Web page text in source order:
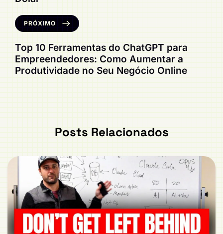
PRÓXIMO
Top 10 Ferramentas do ChatGPT para
Empreendedores: Como Aumentar a
Produtividade no Seu Negócio Online
Posts Relacionados